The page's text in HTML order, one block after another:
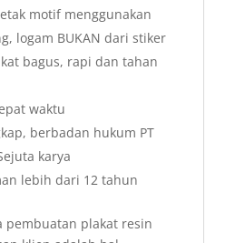
motif menggunakan
logam BUKAN dari stiker
bagus, rapi dan tahan
waktu
berbadan hukum PT
karya
lebih dari 12 tahun
pembuatan plakat resin